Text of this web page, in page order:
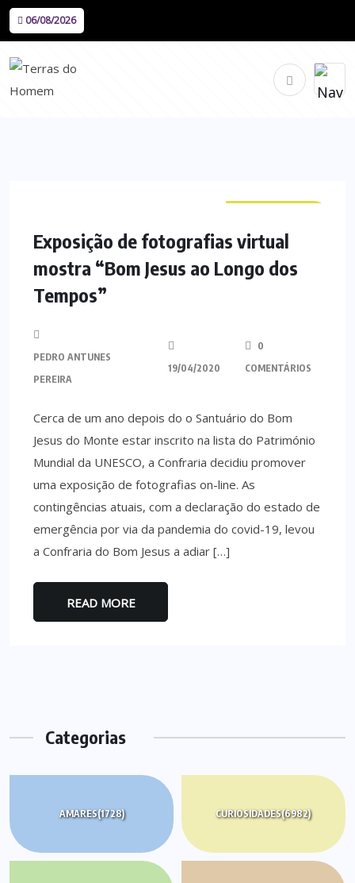
06/08/2026
Exposição de fotografias virtual
mostra “Bom Jesus ao Longo dos
Tempos”
PEDRO ANTUNES
PEREIRA
19/04/2020
0
COMENTÁRIOS
Cerca de um ano depois do o Santuário do Bom
Jesus do Monte estar inscrito na lista do Património
Mundial da UNESCO, a Confraria decidiu promover
uma exposição de fotografias on-line. As
contingências atuais, com a declaração do estado de
emergência por via da pandemia do covid-19, levou
a Confraria do Bom Jesus a adiar […]
READ MORE
Categorias
AMARES(1728) CURIOSIDADES(6982)